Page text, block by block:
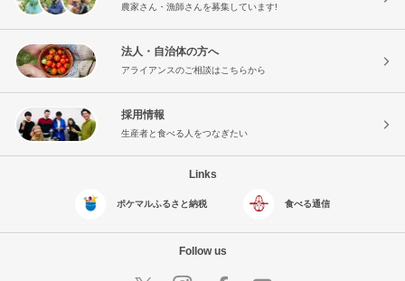
農家さん・漁師さんを募集しています!
法人・自治体の方へ
アライアンスのご相談はこちらから
採用情報
生産者と食べる人をつなぎたい
Links
ポケマルふるさと納税 食べる通信
Follow us